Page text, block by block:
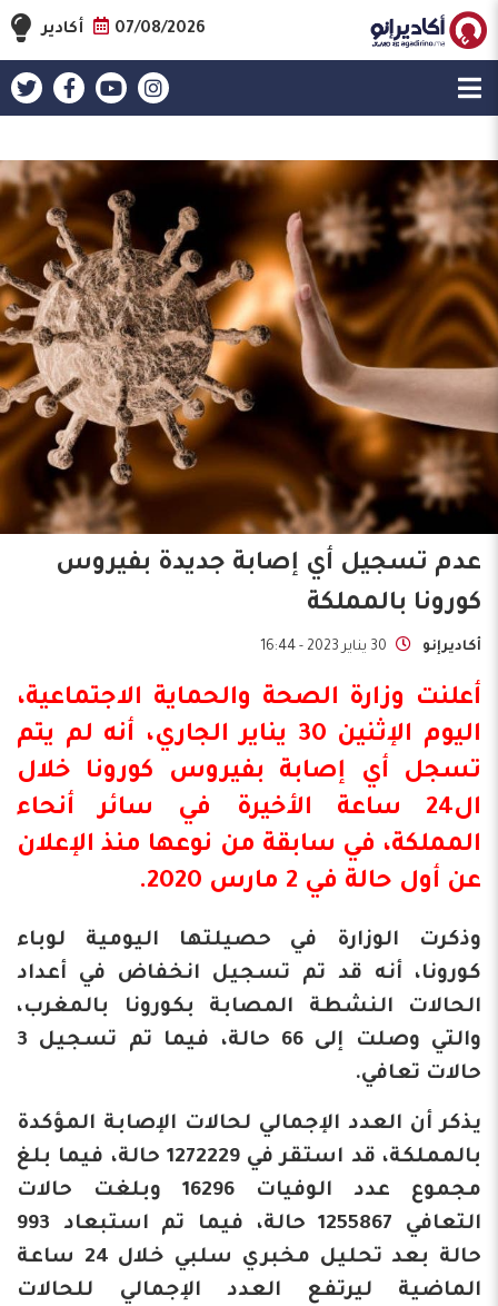
07/08/2026 أكادير
عدم تسجيل أي إصابة جديدة بفيروس
كورونا بالمملكة
أكاديرإنو 30 يناير 2023 - 16:44
أعلنت وزارة الصحة والحماية الاجتماعية،
اليوم الإثنين 30 يناير الجاري، أنه لم يتم
تسجل أي إصابة بفيروس كورونا خلال
ال24 ساعة الأخيرة في سائر أنحاء
المملكة، في سابقة من نوعها منذ الإعلان
عن أول حالة في 2 مارس 2020.
وذكرت الوزارة في حصيلتها اليومية لوباء
كورونا، أنه قد تم تسجيل انخفاض في أعداد
الحالات النشطة المصابة بكورونا بالمغرب،
والتي وصلت إلى 66 حالة، فيما تم تسجيل 3
حالات تعافي.
يذكر أن العدد الإجمالي لحالات الإصابة المؤكدة
بالمملكة، قد استقر في 1272229 حالة، فيما بلغ
مجموع عدد الوفيات 16296 وبلغت حالات
التعافي 1255867 حالة، فيما تم استبعاد 993
حالة بعد تحليل مخبري سلبي خلال 24 ساعة
الماضية ليرتفع العدد الإجمالي للحالات